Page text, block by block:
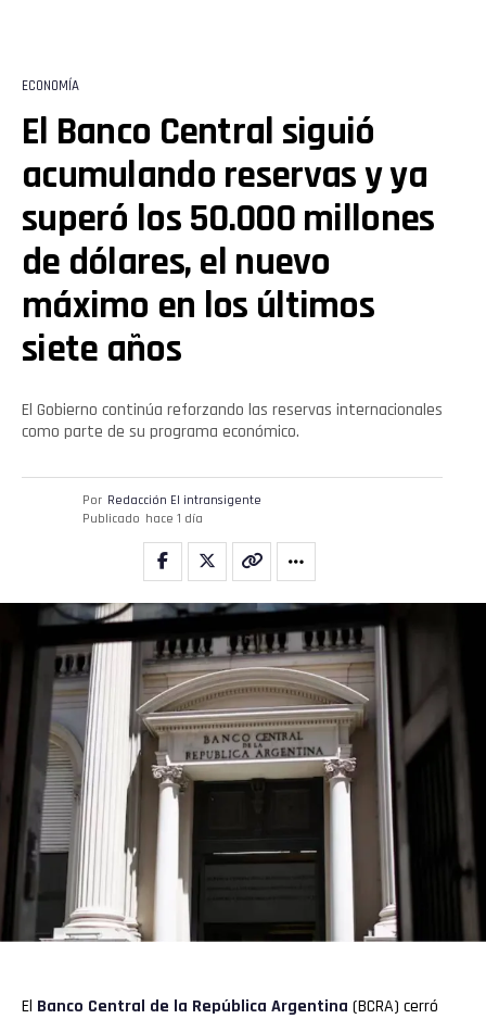
ECONOMÍA
El Banco Central siguió
acumulando reservas y ya
superó los 50.000 millones
de dólares, el nuevo
máximo en los últimos
siete años
El Gobierno continúa reforzando las reservas internacionales
como parte de su programa económico.
Por Redacción El intransigente
Publicado hace 1 día
El Banco Central de la República Argentina (BCRA) cerró